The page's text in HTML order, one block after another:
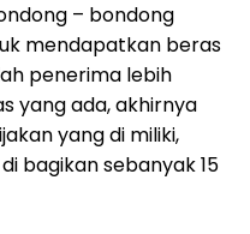
– bondong
mendapatkan beras
penerima lebih
yang ada, akhirnya
yang di miliki,
bagikan sebanyak 15